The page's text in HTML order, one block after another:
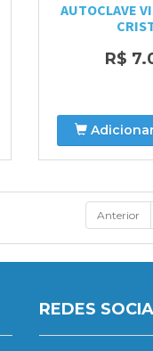
AUTOCLAVE
R$
Anterior
REDES